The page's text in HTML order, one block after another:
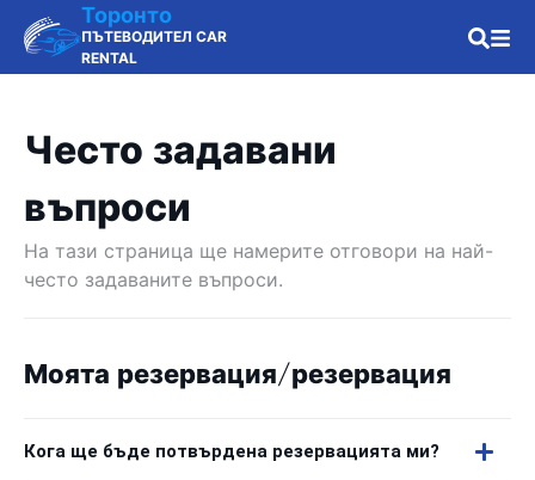
Торонто
ПЪТЕВОДИТЕЛ CAR
RENTAL
Често задавани
въпроси
На тази страница ще намерите отговори на най-
често задаваните въпроси.
Моята резервация/резервация
Кога ще бъде потвърдена резервацията ми?